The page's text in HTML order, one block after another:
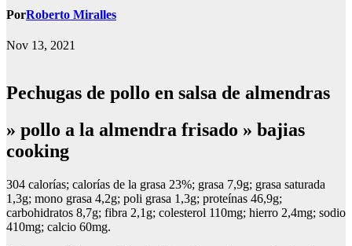
PorRoberto Miralles
Nov 13, 2021
Pechugas de pollo en salsa de almendras
» pollo a la almendra frisado » bajias
cooking
304 calorías; calorías de la grasa 23%; grasa 7,9g; grasa saturada
1,3g; mono grasa 4,2g; poli grasa 1,3g; proteínas 46,9g;
carbohidratos 8,7g; fibra 2,1g; colesterol 110mg; hierro 2,4mg; sodio
410mg; calcio 60mg.